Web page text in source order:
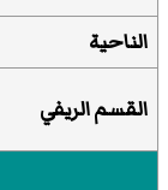
الناحية
القسم الريفي